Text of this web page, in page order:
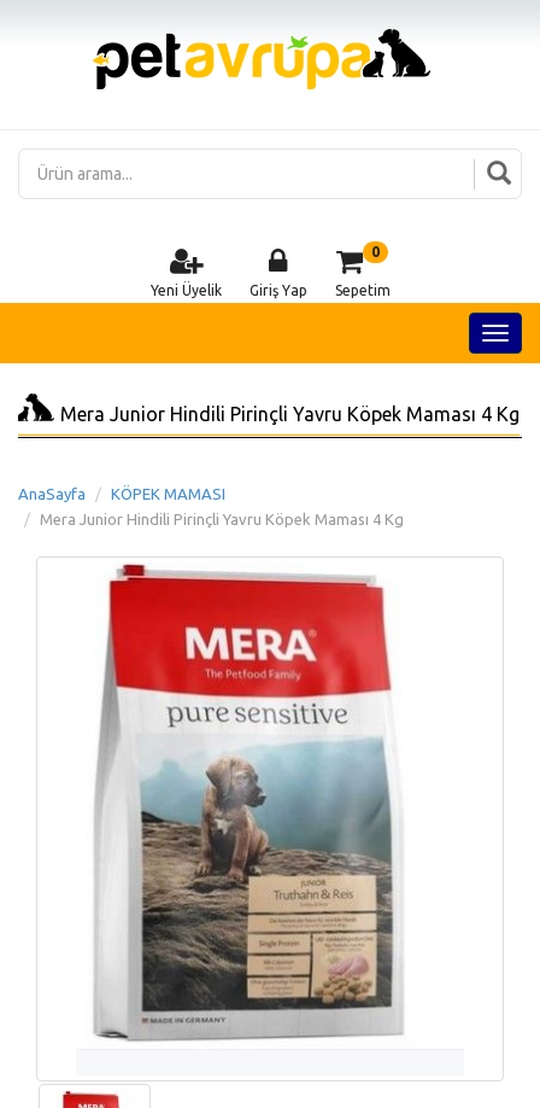
Yeni Üyelik Giriş Yap
0
Sepetim
Mera Junior Hindili Pirinçli Yavru Köpek Maması 4 Kg
AnaSayfa
KÖPEK MAMASI
Mera Junior Hindili Pirinçli Yavru Köpek Maması 4 Kg